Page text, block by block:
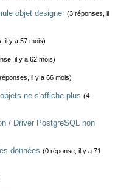
objet designer (3 réponses, il
il y a 57 mois)
il y a 62 mois)
il y a 66 mois)
ne s'affiche plus (4
/ Driver PostgreSQL non
données (0 réponse, il y a 71